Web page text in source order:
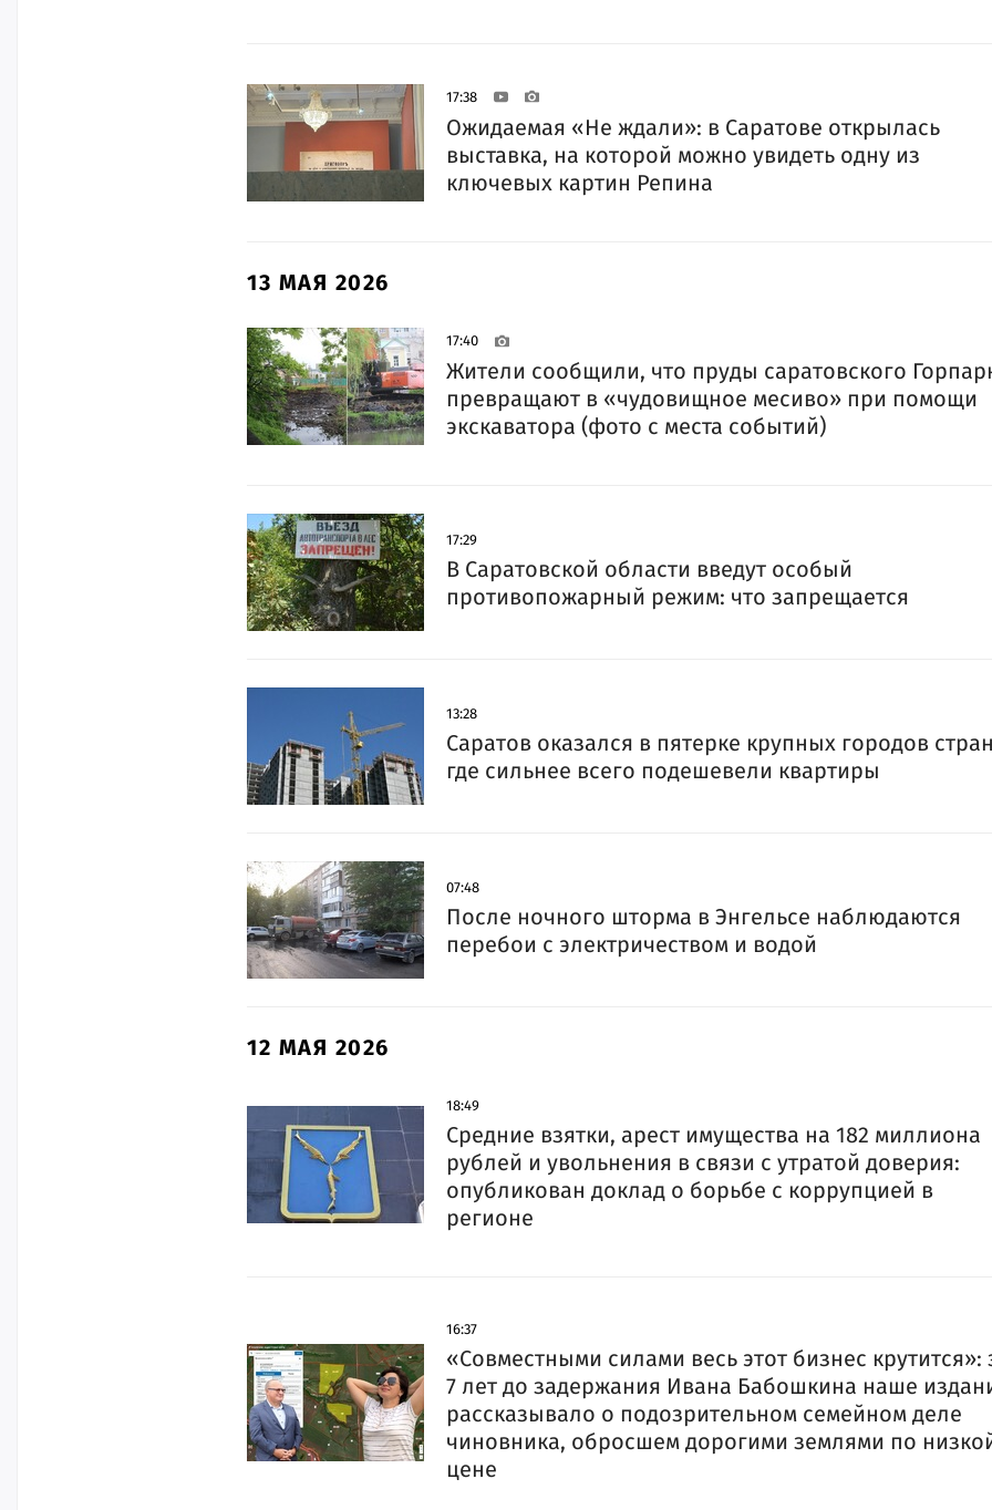
17:38
Ожидаемая «Не ждали»: в Саратове открылась
выставка, на которой можно увидеть одну из
ключевых картин Репина
13 МАЯ 2026
17:40
Жители сообщили, что пруды саратовского
превращают в «чудовищное месиво» при помощи
экскаватора (фото с места событий)
17:29
В Саратовской области введут особый
противопожарный режим: что запрещается
13:28
Саратов оказался в пятерке крупных городов
где сильнее всего подешевели квартиры
07:48
После ночного шторма в Энгельсе наблюдаются
перебои с электричеством и водой
12 МАЯ 2026
18:49
Средние взятки, арест имущества на 182 миллиона
рублей и увольнения в связи с утратой доверия:
опубликован доклад о борьбе с коррупцией в
регионе
16:37
«Совместными силами весь этот бизнес крутится»:
7 лет до задержания Ивана Бабошкина наше
рассказывало о подозрительном семейном деле
чиновника, обросшем дорогими землями по
цене